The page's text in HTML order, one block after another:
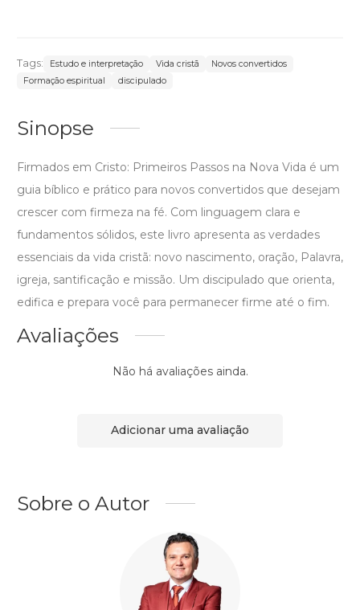
Tags: Estudo e interpretação Vida cristã
Novos convertidos
Formação espiritual
discipulado
Sinopse
Firmados em Cristo: Primeiros Passos na Nova Vida é um
guia bíblico e prático para novos convertidos que desejam
crescer com firmeza na fé. Com linguagem clara e
fundamentos sólidos, este livro apresenta as verdades
essenciais da vida cristã: novo nascimento, oração, Palavra,
igreja, santificação e missão. Um discipulado que orienta,
edifica e prepara você para permanecer firme até o fim.
Avaliações
Não há avaliações ainda.
Adicionar uma avaliação
Sobre o Autor